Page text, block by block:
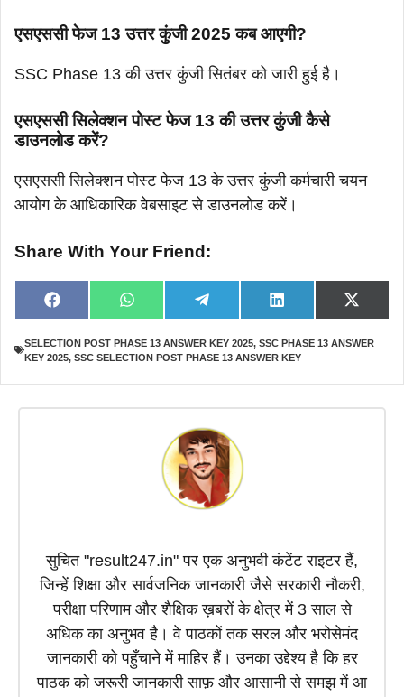
एसएससी फेज 13 उत्तर कुंजी 2025 कब आएगी?
SSC Phase 13 की उत्तर कुंजी सितंबर को जारी हुई है।
एसएससी सिलेक्शन पोस्ट फेज 13 की उत्तर कुंजी कैसे
डाउनलोड करें?
एसएससी सिलेक्शन पोस्ट फेज 13 के उत्तर कुंजी कर्मचारी चयन
आयोग के आधिकारिक वेबसाइट से डाउनलोड करें।
Share With Your Friend:
Share
on
F
a
e
b
o
Share
on
W
h
t
s
p
Share
on
e
e
g
a
Share
on
L
i
k
e
I
Share
on
X
(
w
t
SELECTION POST PHASE 13 ANSWER KEY 2025, SSC PHASE 13 ANSWER
KEY 2025, SSC SELECTION POST PHASE 13 ANSWER KEY
सुचित "result247.in" पर एक अनुभवी कंटेंट राइटर हैं,
जिन्हें शिक्षा और सार्वजनिक जानकारी जैसे सरकारी नौकरी,
परीक्षा परिणाम और शैक्षिक ख़बरों के क्षेत्र में 3 साल से
अधिक का अनुभव है। वे पाठकों तक सरल और भरोसेमंद
जानकारी को पहुँचाने में माहिर हैं। उनका उद्देश्य है कि हर
पाठक को जरूरी जानकारी साफ़ और आसानी से समझ में आ